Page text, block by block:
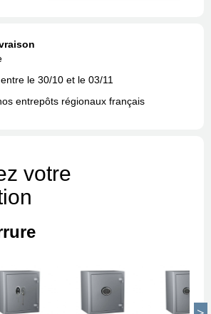
votre
le 30/10 et le 03/11
entrepôts régionaux français